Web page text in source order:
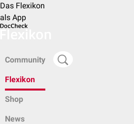
Das Flexikon
als App
Community
Flexikon
Shop
News